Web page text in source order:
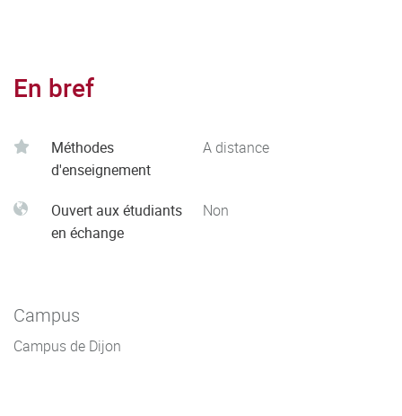
En bref
Méthodes
d'enseignement
A distance
Ouvert aux étudiants
en échange
Non
Campus
Campus de Dijon